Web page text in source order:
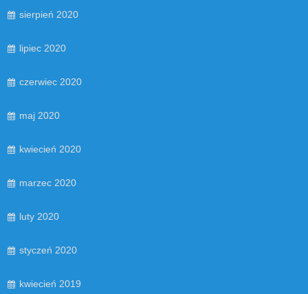
sierpień 2020
lipiec 2020
czerwiec 2020
maj 2020
kwiecień 2020
marzec 2020
luty 2020
styczeń 2020
kwiecień 2019